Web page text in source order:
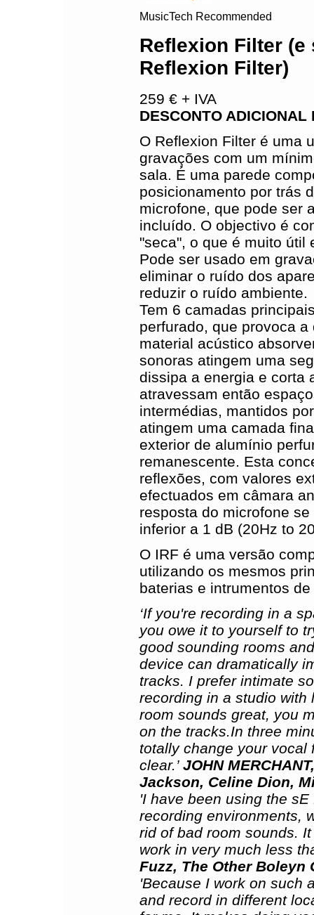
MusicTech Recommended
Reflexion Filter (e
Reflexion Filter)
259 € + IVA
DESCONTO
O Reflexion Filter é uma
gravações com um
sala. É uma parede
posicionamento por trás
microfone, que pode ser
incluído. O objectivo é
"seca", o que é muito útil
Pode ser usado em
eliminar o ruído dos
reduzir o ruído ambiente.
Tem 6 camadas
perfurado, que provoca
material acústico
sonoras atingem uma
dissipa a energia e corta
atravessam então
intermédias, mantidos
atingem uma camada
exterior de alumínio
remanescente. Esta
reflexões, com valores
efectuados em câmara
resposta do microfone
inferior a 1 dB (20Hz to
O IRF é uma versão
utilizando os mesmos
baterias e intrumentos de
‘If you're recording in a
you owe it to yourself to
good sounding rooms
device can dramatically
tracks. I prefer intimate
recording in a studio with
room sounds great, you
on the tracks.In three
totally change your vocal
clear.’ JOHN
Jackson, Celine Dion,
'I have been using the
recording environments,
rid of bad room sounds.
work in very much less
Fuzz, The Other Boleyn
'Because I work on such
and record in different